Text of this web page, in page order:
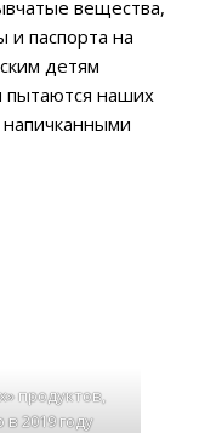
вещества,
паспорта на
детям
пытаются наших
продуктов,
2019 году